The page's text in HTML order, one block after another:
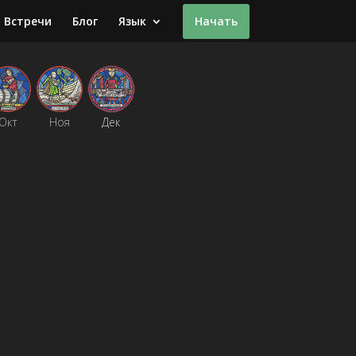
Встречи Блог Язык Начать
Окт Ноя Дек